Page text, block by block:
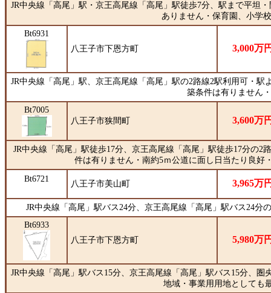
JR中央線「高尾」駅・京王高尾線「高尾」駅徒歩7分、駅まで平坦
ありません・保育園、小学
Bt6931
八王子市下恩方町
3,000万
JR中央線「高尾」駅、京王高尾線「高尾」駅の2路線2駅利用可・
築条件は有りません
Bt7005
八王子市狭間町
3,600万
JR中央線「高尾」駅徒歩17分、京王高尾線「高尾」駅徒歩17分の
件は有りません・南約5ｍ公道に面し日当たり良好
Bt6721
八王子市美山町 3,965万
JR中央線「高尾」駅バス24分、京王高尾線「高尾」駅バス24分
Bt6933
八王子市下恩方町
5,980万
JR中央線「高尾」駅バス15分、京王高尾線「高尾」駅バス15分、
地域・事業用用地としても